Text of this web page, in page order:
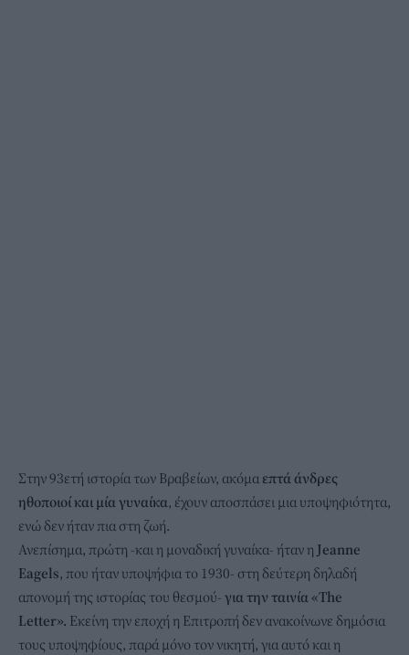
Στην 93ετή ιστορία των Βραβείων, ακόμα επτά άνδρες
ηθοποιοί και μία γυναίκα, έχουν αποσπάσει μια υποψηφιότητα,
ενώ δεν ήταν πια στη ζωή.
Ανεπίσημα, πρώτη -και η μοναδική γυναίκα- ήταν η Jeanne
Eagels, που ήταν υποψήφια το 1930- στη δεύτερη δηλαδή
απονομή της ιστορίας του θεσμού- για την ταινία «The
Letter». Εκείνη την εποχή η Επιτροπή δεν ανακοίνωνε δημόσια
τους υποψηφίους, παρά μόνο τον νικητή, για αυτό και η